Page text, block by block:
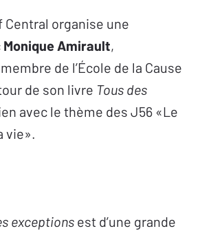
Central organise une
Monique Amirault,
de l’École de la Cause
de son livre Tous des
avec le thème des J56 «Le
vie».
exceptions est d’une grande